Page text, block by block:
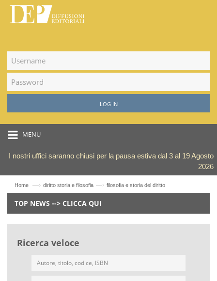
LOG IN
MENU
I nostri uffici saranno chiusi per la pausa estiva dal 3 al 19 Agosto
2026
Home —› diritto storia e filosofia —› filosofia e storia del diritto
TOP NEWS --> CLICCA QUI
Ricerca veloce